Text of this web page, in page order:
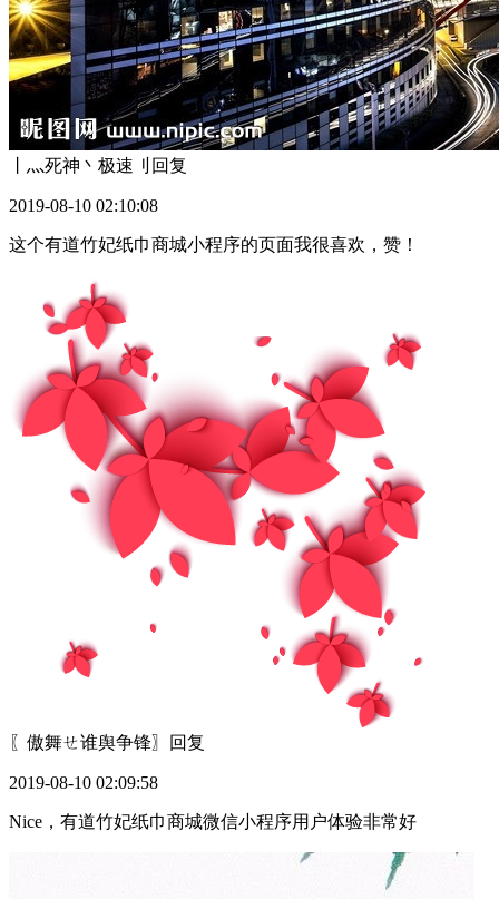
丨灬死神丶极速刂 回复
2019-08-10 02:10:08
这个有道竹妃纸巾商城小程序的页面我很喜欢，赞！
〖傲舞ㄝ谁舆争锋〗 回复
2019-08-10 02:09:58
Nice，有道竹妃纸巾商城微信小程序用户体验非常好